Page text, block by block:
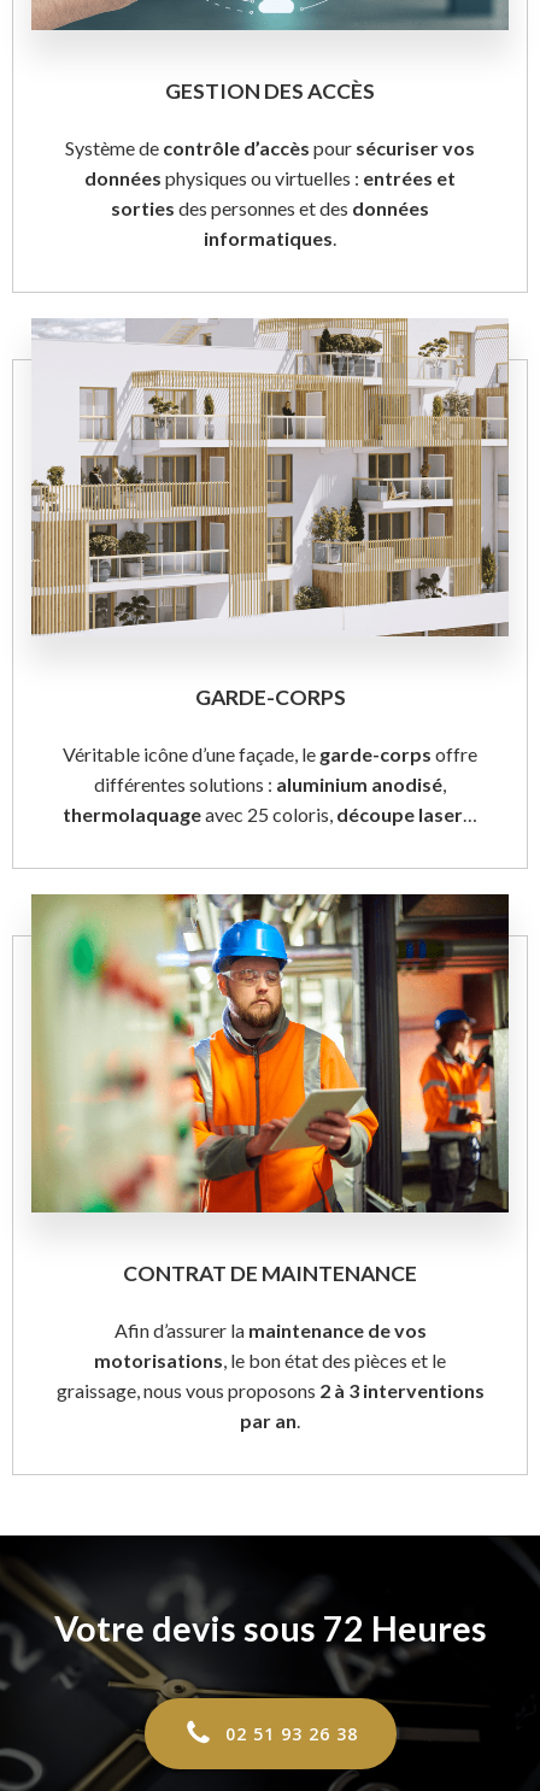
GESTION DES ACCÈS
Système de contrôle d’accès pour sécuriser vos
données physiques ou virtuelles : entrées et
sorties des personnes et des données
informatiques.
GARDE-CORPS
Véritable icône d’une façade, le garde-corps offre
différentes solutions : aluminium anodisé,
thermolaquageavec 25 coloris, découpe laser…
CONTRAT DE MAINTENANCE
Afin d’assurer la maintenance de vos
motorisations, le bon état des pièces et le
graissage, nous vous proposons 2 à 3 interventions
par an.
Votre devis sous 72 Heures
02 51 93 26 38